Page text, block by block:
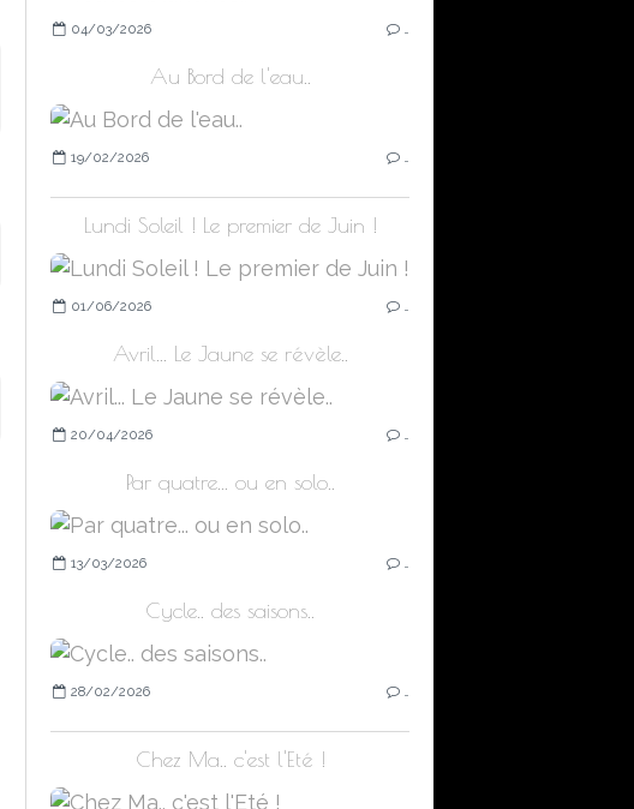
04/03/2026
Au Bord de l'eau..
19/02/2026
Lundi Soleil ! Le premier de Juin !
01/06/2026
Avril... Le Jaune se révèle..
20/04/2026
Par quatre... ou en solo..
13/03/2026
Cycle.. des saisons..
28/02/2026
Chez Ma.. c'est l'Eté !